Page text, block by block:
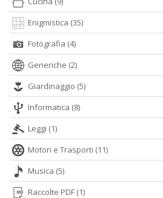
Enigmistica (35)
Fotografia (4)
Generiche (2)
Giardinaggio (5)
Informatica (8)
Leggi (1)
Motori e Trasporti (11)
Musica (5)
Raccolte PDF (1)